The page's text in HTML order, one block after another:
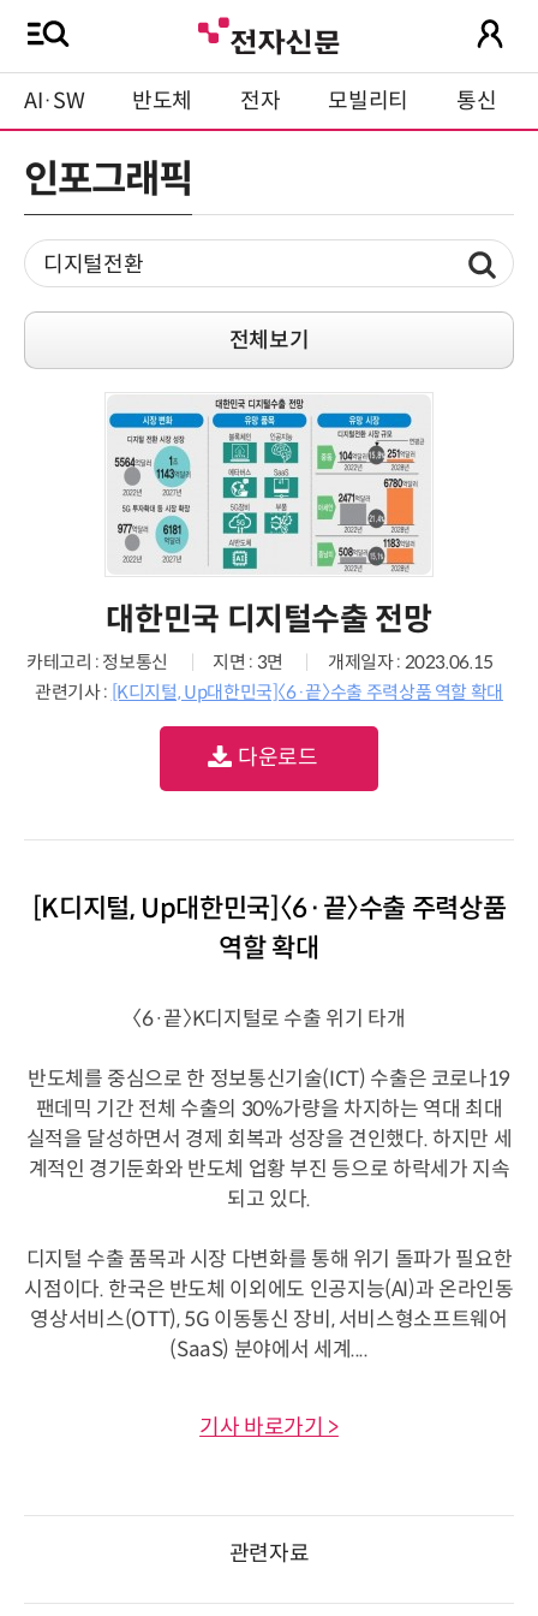
AI·SW 반도체 전자 모빌리티 통신
인포그래픽
전체보기
대한민국 디지털수출 전망
카테고리 : 정보통신 지면 : 3면
개제일자 : 2023.06.15
관련기사 : [K디지털, Up대한민국]〈6·끝〉수출 주력상품 역할 확대
다운로드
[K디지털, Up대한민국]〈6·끝〉수출 주력상품
역할 확대
〈6·끝〉K디지털로 수출 위기 타개
반도체를 중심으로 한 정보통신기술(ICT) 수출은 코로나19
팬데믹 기간 전체 수출의 30%가량을 차지하는 역대 최대
실적을 달성하면서 경제 회복과 성장을 견인했다. 하지만 세
계적인 경기둔화와 반도체 업황 부진 등으로 하락세가 지속
되고 있다.
디지털 수출 품목과 시장 다변화를 통해 위기 돌파가 필요한
시점이다. 한국은 반도체 이외에도 인공지능(AI)과 온라인동
영상서비스(OTT), 5G 이동통신 장비, 서비스형소프트웨어
(SaaS) 분야에서 세계....
기사 바로가기 >
관련자료